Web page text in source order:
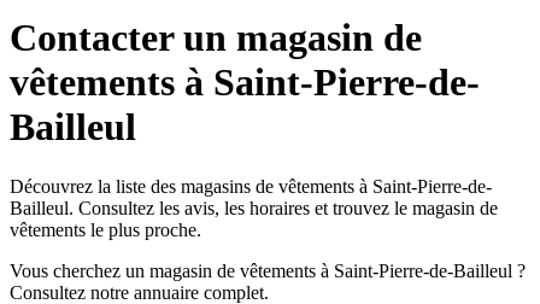
Contacter un magasin de
vêtements à Saint-Pierre-de-
Bailleul
Découvrez la liste des magasins de vêtements à Saint-Pierre-de-
Bailleul. Consultez les avis, les horaires et trouvez le magasin de
vêtements le plus proche.
Vous cherchez un magasin de vêtements à Saint-Pierre-de-Bailleul ?
Consultez notre annuaire complet.